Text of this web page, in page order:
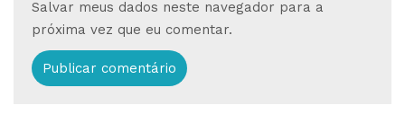
Salvar meus dados neste navegador para a
próxima vez que eu comentar.